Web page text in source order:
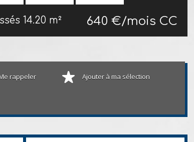
14.20 m² 640 €/mois CC
rappeler Ajouter à ma sélection